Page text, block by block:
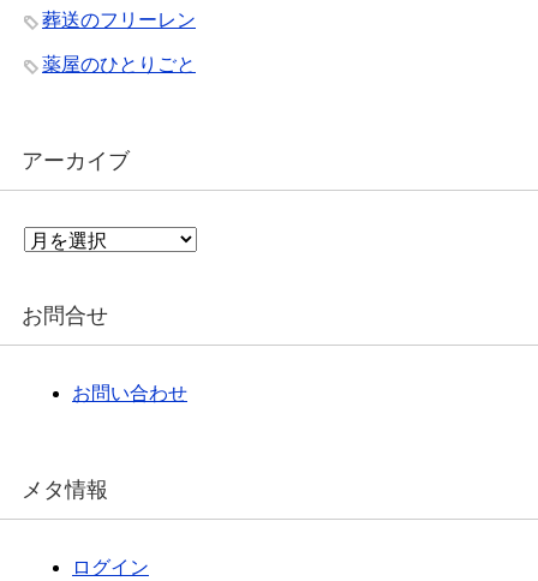
葬送のフリーレン
薬屋のひとりごと
アーカイブ
ア
イ
お問合せ
お問い合わせ
メタ情報
ログイン